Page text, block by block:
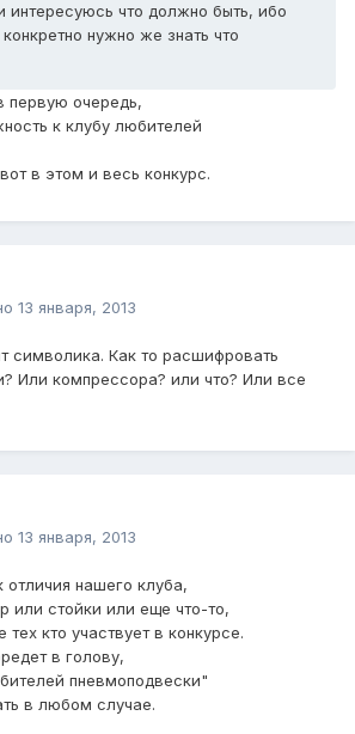
интересуюсь что должно быть, ибо
нужно же знать что
первую очередь,
к клубу любителей
в этом и весь конкурс.
13 января, 2013
символика. Как то расшифровать
Или компрессора? или что? Или все
13 января, 2013
нашего клуба,
или стойки или еще что-то,
тех кто участвует в конкурсе.
в голову,
пневмоподвески"
в любом случае.